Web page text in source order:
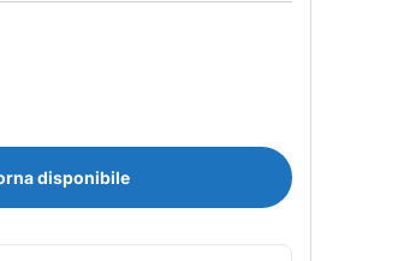
disponibile